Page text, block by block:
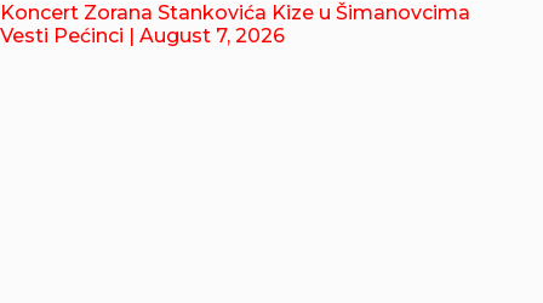
Koncert Zorana Stankovića Kize u Šimanovcima
Vesti Pećinci | August 7, 2026